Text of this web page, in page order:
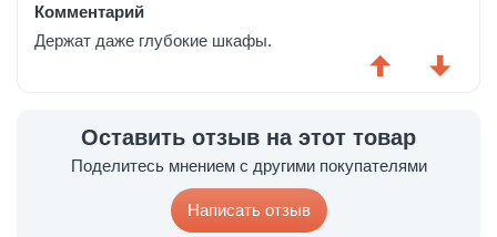
Комментарий
Держат даже глубокие шкафы.
Оставить отзыв на этот товар
Поделитесь мнением с другими покупателями
Написать отзыв